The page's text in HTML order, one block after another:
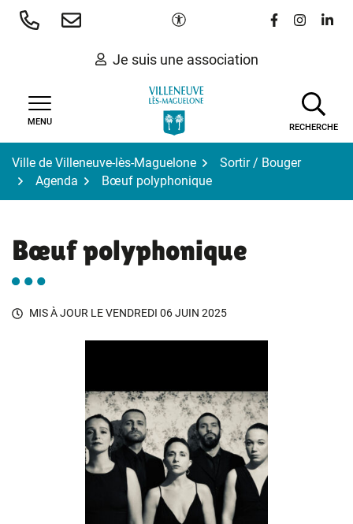
Aller
Paramètres d'accessibilité
Lien vers le
Lien vers
Lien
Je suis une association
MENU
RECHERCHE
Ville de Villeneuve-lès-Maguelone
Sortir / Bouger
Agenda
Bœuf polyphonique
Bœuf polyphonique
MIS À JOUR LEVENDREDI 06 JUIN 2025